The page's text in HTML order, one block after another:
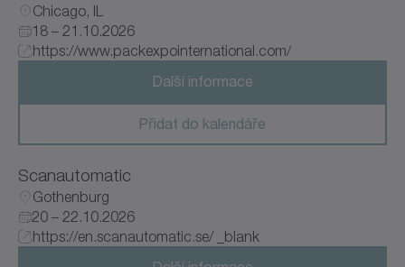
Chicago, IL
18 – 21.10.2026
https://www.packexpointernational.com/
Další informace
Přidat do kalendáře
Scanautomatic
Gothenburg
20 – 22.10.2026
https://en.scanautomatic.se/ _blank